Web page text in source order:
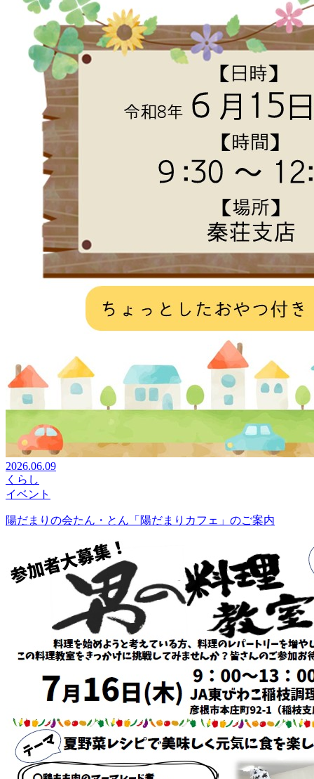
2026.06.09
くらし
イベント
陽だまりの会たん・とん「陽だまりカフェ」のご案内